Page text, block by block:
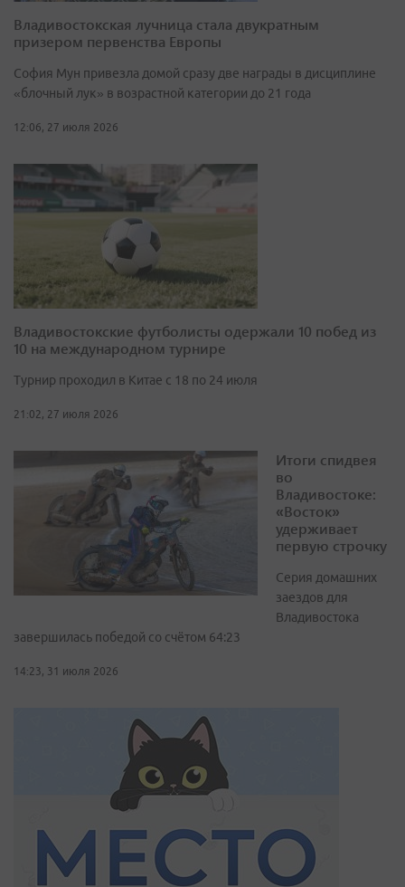
Владивостокская лучница стала двукратным
призером первенства Европы
София Мун привезла домой сразу две награды в дисциплине
«блочный лук» в возрастной категории до 21 года
12:06, 27 июля 2026
Владивостокские футболисты одержали 10 побед из
10 на международном турнире
Турнир проходил в Китае с 18 по 24 июля
21:02, 27 июля 2026
Итоги спидвея
во
Владивостоке:
«Восток»
удерживает
первую строчку
Серия домашних
заездов для
Владивостока
завершилась победой со счётом 64:23
14:23, 31 июля 2026